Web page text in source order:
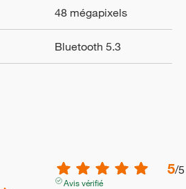
48 mégapixels
Bluetooth 5.3
5/5
Avis vérifié